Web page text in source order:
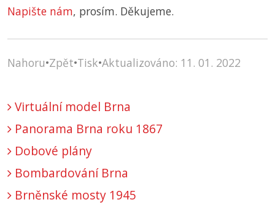
Napište nám, prosím. Děkujeme.
Nahoru•Zpět•Tisk•Aktualizováno: 11. 01. 2022
Virtuální model Brna
Panorama Brna roku 1867
Dobové plány
Bombardování Brna
Brněnské mosty 1945